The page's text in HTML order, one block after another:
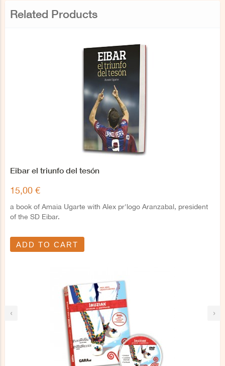
Related Products
‹ ›
Eibar el triunfo del tesón
15,00 €
a book of Amaia Ugarte with Alex pr'logo Aranzabal, president
of the SD Eibar.
ADD TO CART